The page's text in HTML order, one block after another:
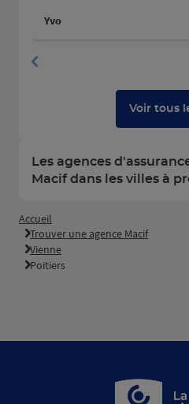
Yvo
Voir tous
Les agences
Macif dans les villes à
Accueil
Trouver une agence Macif
Vienne
Poitiers